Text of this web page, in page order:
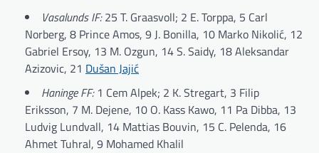
Vasalunds IF:25 T. Graasvoll; 2 E. Torppa, 5 Carl
Norberg, 8 Prince Amos, 9 J. Bonilla, 10 Marko Nikolić, 12
Gabriel Ersoy, 13 M. Ozgun, 14 S. Saidy, 18 Aleksandar
Azizovic, 21 Dušan Jajić
Haninge FF:1 Cem Alpek; 2 K. Stregart, 3 Filip
Eriksson, 7 M. Dejene, 10 O. Kass Kawo, 11 Pa Dibba, 13
Ludvig Lundvall, 14 Mattias Bouvin, 15 C. Pelenda, 16
Ahmet Tuhral, 9 Mohamed Khalil